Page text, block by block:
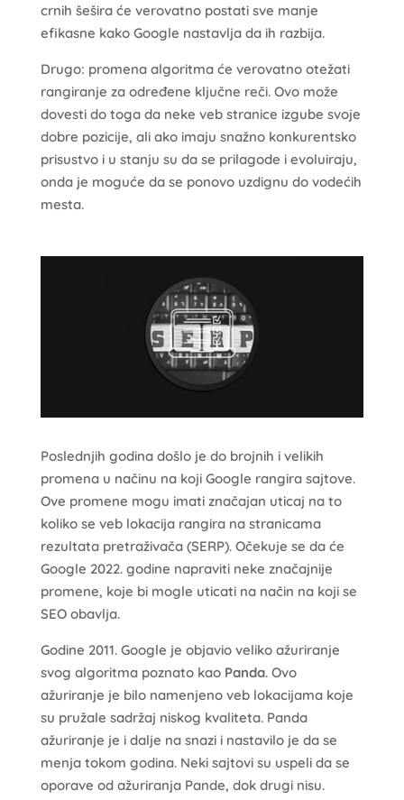
crnih šešira će verovatno postati sve manje
efikasne kako Google nastavlja da ih razbija.
Drugo: promena algoritma će verovatno otežati
rangiranje za određene ključne reči. Ovo može
dovesti do toga da neke veb stranice izgube svoje
dobre pozicije, ali ako imaju snažno konkurentsko
prisustvo i u stanju su da se prilagode i evoluiraju,
onda je moguće da se ponovo uzdignu do vodećih
mesta.
Poslednjih godina došlo je do brojnih i velikih
promena u načinu na koji Google rangira sajtove.
Ove promene mogu imati značajan uticaj na to
koliko se veb lokacija rangira na stranicama
rezultata pretraživača (SERP). Očekuje se da će
Google 2022. godine napraviti neke značajnije
promene, koje bi mogle uticati na način na koji se
SEO obavlja.
Godine 2011. Google je objavio veliko ažuriranje
svog algoritma poznato kao Panda. Ovo
ažuriranje je bilo namenjeno veb lokacijama koje
su pružale sadržaj niskog kvaliteta. Panda
ažuriranje je i dalje na snazi i nastavilo je da se
menja tokom godina. Neki sajtovi su uspeli da se
oporave od ažuriranja Pande, dok drugi nisu.